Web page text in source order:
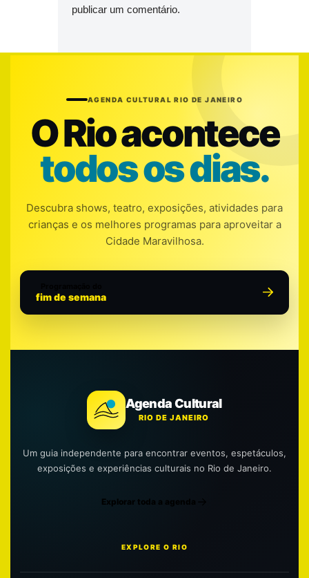
publicar um comentário.
AGENDA CULTURAL RIO DE JANEIRO
O Rio acontece
todos os dias.
Descubra shows, teatro, exposições, atividades para
crianças e os melhores programas para aproveitar a
Cidade Maravilhosa.
fim de semana
Agenda Cultural
RIO DE JANEIRO
Um guia independente para encontrar eventos, espetáculos,
exposições e experiências culturais no Rio de Janeiro.
Explorar toda a agenda
EXPLORE O RIO